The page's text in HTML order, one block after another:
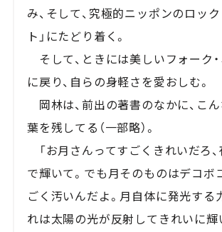
み、そして、究極的ニッポンのロッ
ト」にたどり着く。
そして、ときには美しいフォーク
に戻り、自らの身軽さを愛おしむ。
岡林は、前出の著書のなかに、こ
葉を残してる（一部略）。
「お月さんってすごくきれいだろ
で輝いて。でも月そのものはデコボ
ごく汚いんだよ。月自体に発光する
れは太陽の光が反射してきれいに輝